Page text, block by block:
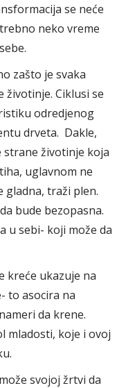
se neće
neko vreme
zašto je svaka
Ciklusi se
odredjenog
drveta. Dakle,
životinje koja
uglavnom ne
gladna, traži plen.
bude bezopasna.
u sebi- koji može da
kreće ukazuje na
to asocira na
da krene.
mladosti, koje i ovoj
svojoj žrtvi da